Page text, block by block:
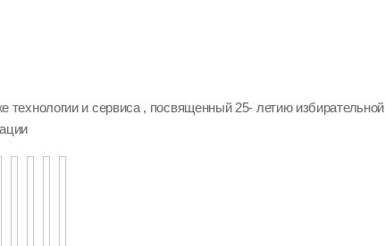
технологии и сервиса , посвященный 25- летию избирательной